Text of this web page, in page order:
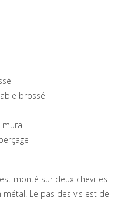
brossé
monté sur deux chevilles
Le pas des vis est de